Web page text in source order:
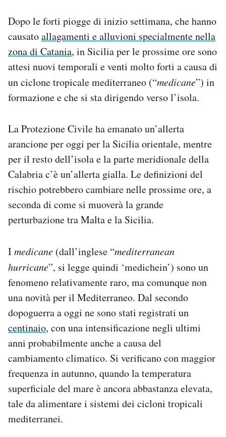
SHOP
CALENDARIO
AREA PERSONALE
Regala il Post
Hai bisogno di aiuto?
Esci
Dopo le forti piogge di inizio settimana, che hanno
causatoallagamenti e alluvioni specialmente nella
zona di Catania, in Sicilia per le prossime ore sono
attesi nuovi temporali e venti molto forti a causa di
un ciclone tropicale mediterraneo (“medicane”) in
formazione e che si sta dirigendo verso l’isola.
La Protezione Civile ha emanato un’allerta
arancione per oggi per la Sicilia orientale, mentre
per il resto dell’isola e la parte meridionale della
Calabria c’è un’allerta gialla. Le definizioni del
rischio potrebbero cambiare nelle prossime ore, a
seconda di come si muoverà la grande
perturbazione tra Malta e la Sicilia.
Imedicane (dall’inglese “mediterranean
hurricane”, si legge quindi ‘medichein’) sono un
fenomeno relativamente raro, ma comunque non
una novità per il Mediterraneo. Dal secondo
dopoguerra a oggi ne sono stati registrati un
centinaio, con una intensificazione negli ultimi
anni probabilmente anche a causa del
cambiamento climatico. Si verificano con maggior
frequenza in autunno, quando la temperatura
superficiale del mare è ancora abbastanza elevata,
tale da alimentare i sistemi dei cicloni tropicali
mediterranei.